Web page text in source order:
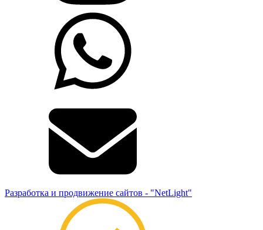
Разработка и продвижение сайтов - "NetLight"